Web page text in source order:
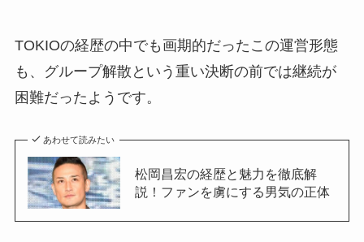
TOKIOの経歴の中でも画期的だったこの運営形態
も、グループ解散という重い決断の前では継続が
困難だったようです。
あわせて読みたい
松岡昌宏の経歴と魅力を徹底解
説！ファンを虜にする男気の正体